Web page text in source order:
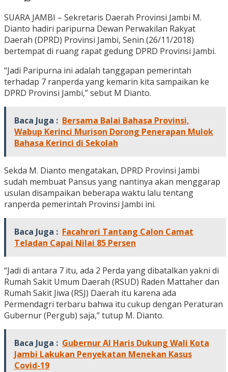
SUARA JAMBI – Sekretaris Daerah Provinsi Jambi M.
Dianto hadiri paripurna Dewan Perwakilan Rakyat
Daerah (DPRD) Provinsi Jambi, Senin (26/11/2018)
bertempat di ruang rapat gedung DPRD Provinsi Jambi.
“Jadi Paripurna ini adalah tanggapan pemerintah
terhadap 7 ranperda yang kemarin kita sampaikan ke
DPRD Provinsi Jambi,” sebut M Dianto.
Baca Juga : Bersama Balai Bahasa Provinsi,
Wabup Kerinci Murison Dorong Penerapan Mulok
Bahasa Kerinci di Sekolah
Sekda M. Dianto mengatakan, DPRD Provinsi Jambi
sudah membuat Pansus yang nantinya akan menggarap
usulan disampaikan beberapa waktu lalu tentang
ranperda pemerintah Provinsi Jambi ini.
Baca Juga : Facahrori Tantang Calon Camat
Teladan Capai Nilai 85 Persen
“Jadi di antara 7 itu, ada 2 Perda yang dibatalkan yakni di
Rumah Sakit Umum Daerah (RSUD) Raden Mattaher dan
Rumah Sakit Jiwa (RSJ) Daerah itu karena ada
Permendagri terbaru bahwa itu cukup dengan Peraturan
Gubernur (Pergub) saja,” tutup M. Dianto.
Baca Juga : Gubernur Al Haris Dukung Wali Kota
Jambi Lakukan Penyekatan Menekan Kasus
Covid-19